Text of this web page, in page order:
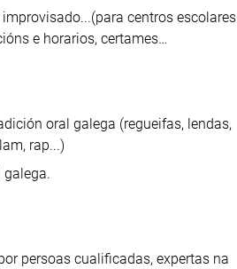
centros escolares
e horarios, certames…
oral galega (regueifas, lendas,
rap...)
persoas cualificadas, expertas na